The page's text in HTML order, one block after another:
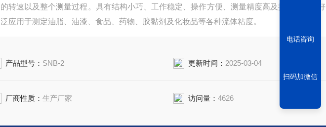
的转速以及整个测量过程。具有结构小巧、工作稳定、操作方便、测量精度高及抗干扰性能
泛应用于测定油脂、油漆、食品、药物、胶黏剂及化妆品等各种流体粘度。
产品型号： SNB-2 更新时间： 2025-03-04
厂商性质： 生产厂家 访问量： 4626
电话咨询
扫码加微信